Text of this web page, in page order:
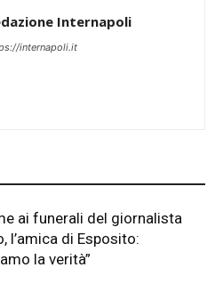
Internapoli
internapoli.it
ai funerali del giornalista
l’amica di Esposito:
la verità”